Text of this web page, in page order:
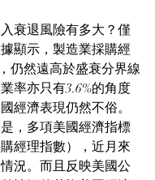
衰退風險有多大？僅
顯示，製造業採購經
仍然遠高於盛衰分界線
率亦只有3.6%的角度
經濟表現仍然不俗。
，多項美國經濟指標
購經理指數），近月來
況。而且反映美國公